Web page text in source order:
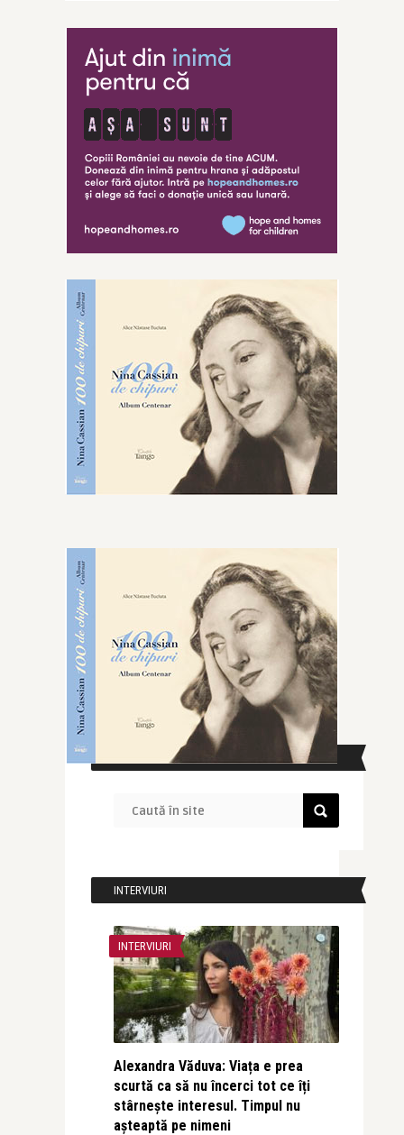
CAUTĂ ÎN SITE
INTERVIURI
INTERVIURI
Alexandra Văduva: Viața e prea
scurtă ca să nu încerci tot ce îți
stârnește interesul. Timpul nu
așteaptă pe nimeni